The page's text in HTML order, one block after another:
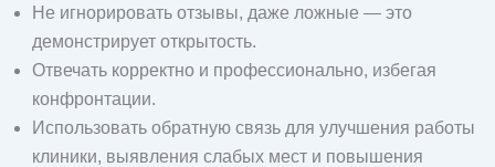
Не игнорировать отзывы, даже ложные — это
демонстрирует открытость.
Отвечать корректно и профессионально, избегая
конфронтации.
Использовать обратную связь для улучшения работы
клиники, выявления слабых мест и повышения